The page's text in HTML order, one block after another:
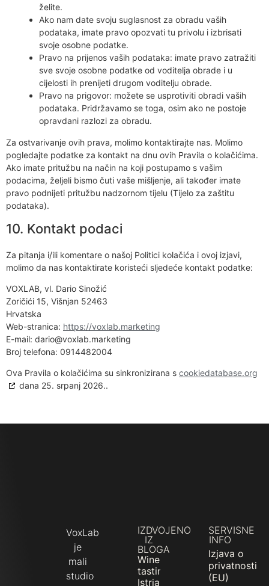
želite.
Ako nam date svoju suglasnost za obradu vaših
podataka, imate pravo opozvati tu privolu i izbrisati
svoje osobne podatke.
Pravo na prijenos vaših podataka: imate pravo zatražiti
sve svoje osobne podatke od voditelja obrade i u
cijelosti ih prenijeti drugom voditelju obrade.
Pravo na prigovor: možete se usprotiviti obradi vaših
podataka. Pridržavamo se toga, osim ako ne postoje
opravdani razlozi za obradu.
Za ostvarivanje ovih prava, molimo kontaktirajte nas. Molimo
pogledajte podatke za kontakt na dnu ovih Pravila o kolačićima.
Ako imate pritužbu na način na koji postupamo s vašim
podacima, željeli bismo čuti vaše mišljenje, ali također imate
pravo podnijeti pritužbu nadzornom tijelu (Tijelo za zaštitu
podataka).
10. Kontakt podaci
Za pitanja i/ili komentare o našoj Politici kolačića i ovoj izjavi,
molimo da nas kontaktirate koristeći sljedeće kontakt podatke:
VOXLAB, vl. Dario Sinožić
Zoričići 15, Višnjan 52463
Hrvatska
Web-stranica: https://voxlab.marketing
E-mail: dario@voxlab.marketing
Broj telefona: 0914482004
Ova Pravila o kolačićima su sinkronizirana s cookiedatabase.org
dana 25. srpanj 2026..
VoxLab
je
mali
studio
IZDVOJENO
IZ
BLOGA
Wine
tasting
Istria:
SERVISNE
INFO
Izjava o
privatnosti
(EU)